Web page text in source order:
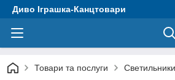
Диво Іграшка-Канцтовари
Товари та послуги